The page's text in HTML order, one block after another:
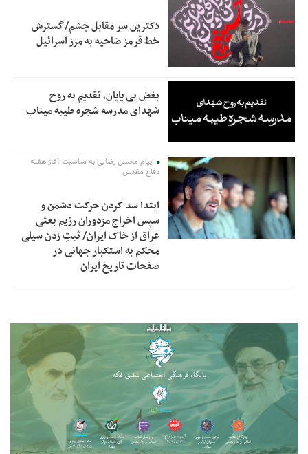
دکترین سر مقابل چشم/گسترش
خط قرمز ضاحیه به مرز اسرائیل
بغض بی پایان، تقدیم به روح
شهدای مدرسه شجره طیبه میناب
پیام محسن رضایی به مناسبت آغاز هفته
دفاع مقدس
ابتدا سد کردن حرکت دشمن و
سپس اخراج مزدوران رژیم بعثی
عراق از خاک ایران/ ثبتِ زدن سیلی
محکم به استکبار جهانی در
صفحات تاریخ ایران